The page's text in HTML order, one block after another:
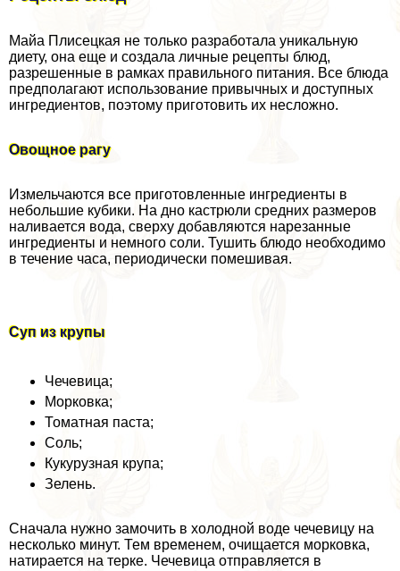
Майа Плисецкая не только разработала уникальную
диету, она еще и создала личные рецепты блюд,
разрешенные в рамках правильного питания. Все блюда
предполагают использование привычных и доступных
ингредиентов, поэтому приготовить их несложно.
Овощное рагу
Измельчаются все приготовленные ингредиенты в
небольшие кубики. На дно кастрюли средних размеров
наливается вода, сверху добавляются нарезанные
ингредиенты и немного соли. Тушить блюдо необходимо
в течение часа, периодически помешивая.
Суп из крупы
Чечевица;
Морковка;
Томатная паста;
Соль;
Кукурузная крупа;
Зелень.
Сначала нужно замочить в холодной воде чечевицу на
несколько минут. Тем временем, очищается морковка,
натирается на терке. Чечевица отправляется в